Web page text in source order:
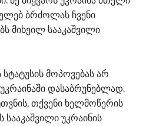
ბრძოლას ჩვენი
მიხეილ სააკაშვილი
მოპოვებას არ
დასაბრუნებლად.
თქვენი ხელმოწერის
სააკაშვილი უკრაინის